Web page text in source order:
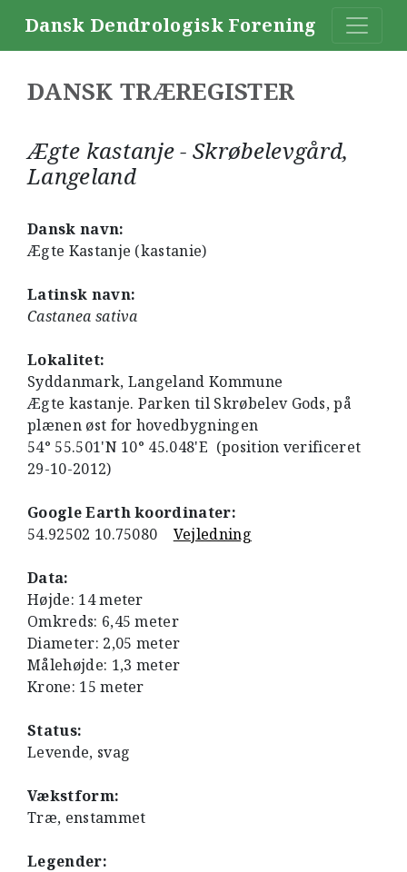
Dansk Dendrologisk Forening
DANSK TRÆREGISTER
Ægte kastanje - Skrøbelevgård,
Langeland
Dansk navn:
Ægte Kastanje (kastanie)
Latinsk navn:
Castanea sativa
Lokalitet:
Syddanmark, Langeland Kommune
Ægte kastanje. Parken til Skrøbelev Gods, på
plænen øst for hovedbygningen
54° 55.501'N 10° 45.048'E (position verificeret
29-10-2012)
Google Earth koordinater:
54.92502 10.75080 Vejledning
Data:
Højde: 14 meter
Omkreds: 6,45 meter
Diameter: 2,05 meter
Målehøjde: 1,3 meter
Krone: 15 meter
Status:
Levende, svag
Vækstform:
Træ, enstammet
Legender: